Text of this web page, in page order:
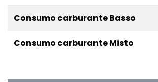
Consumo carburante Basso
Consumo carburante Misto